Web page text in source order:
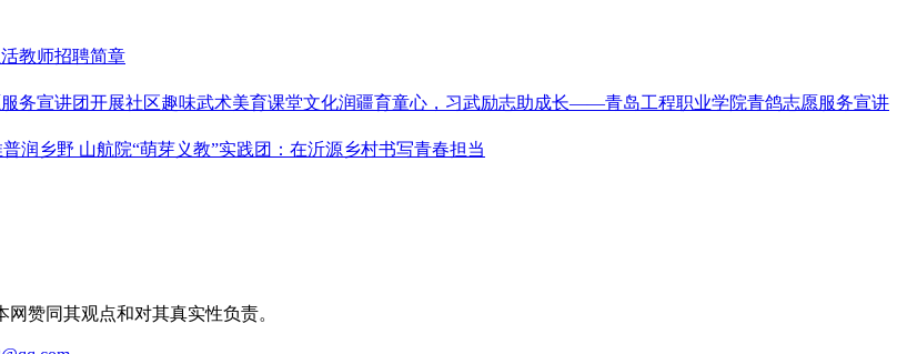
教师招聘简章
文化润疆育童心，习武励志助成长——青岛工程职业学院青鸽志愿服务宣讲
润乡野 山航院“萌芽义教”实践团：在沂源乡村书写青春担当
赞同其观点和对其真实性负责。